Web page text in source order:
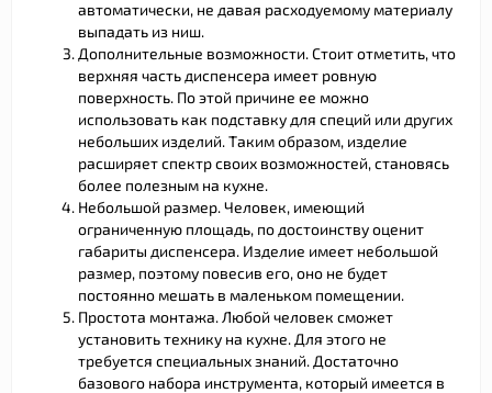
автоматически, не давая расходуемому материалу
выпадать из ниш.
Дополнительные возможности. Стоит отметить, что
верхняя часть диспенсера имеет ровную
поверхность. По этой причине ее можно
использовать как подставку для специй или других
небольших изделий. Таким образом, изделие
расширяет спектр своих возможностей, становясь
более полезным на кухне.
Небольшой размер. Человек, имеющий
ограниченную площадь, по достоинству оценит
габариты диспенсера. Изделие имеет небольшой
размер, поэтому повесив его, оно не будет
постоянно мешать в маленьком помещении.
Простота монтажа. Любой человек сможет
установить технику на кухне. Для этого не
требуется специальных знаний. Достаточно
базового набора инструмента, который имеется в